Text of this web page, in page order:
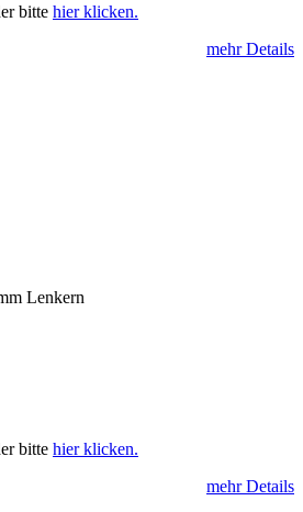
bitte hier klicken.
mehr Details
Lenkern
bitte hier klicken.
mehr Details